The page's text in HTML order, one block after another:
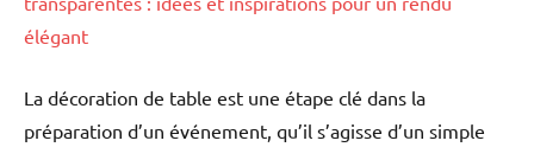
élégant
La décoration de table est une étape clé dans la
préparation d’un événement, qu’il s’agisse d’un simple